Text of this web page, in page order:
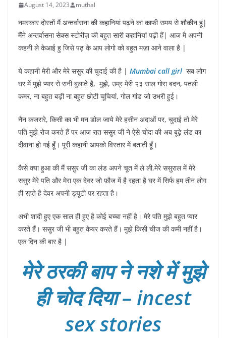
August 14, 2023 muthal
नमस्कार दोस्तों मैं अन्तर्वासना की कहानियां पढ़ने का काफी समय से शौकीन हूं|
मैंने अन्तर्वासना सेक्स स्टोरीज़ की बहुत सारी कहानियां पढ़ी हैं| आज मै अपनी
कहनी ले केआई हु जिसे पढ़ के आप लोगो को बहुत मज़ा आने वाला है |
ये कहानी मेरी और मेरे ससुर की चुदाई की है | Mumbai call girl सब लोग
घर में मुझे प्यार से रानी बुलाते है, मुझे, उम्र मेरी २३ साल गोरा बदन, पतली
कमर, ना बहुत बड़ी ना बहुत छोटी चूचियां, गोल गांड जो उभरी हुई।
नैन कजरारे, किसी का भी मन डोल जाये मेरे हसीन अदाओं पर, चुदाई तो मेरे
पति मुझे रोज करते हैं पर आज रात ससुर जी ने ऐसे चोदा की अब बूढ़े लंड का
दीवाना हो गई हूँ। पूरी कहानी आपको विस्तार में बताती हूँ।
कैसे क्या हुआ की मैं ससुर जी का लंड अपने चूत में ले ली,मेरे ससुराल में मेरे
ससुर मेरे पति और मेरा एक देवर जो फ़ौज में है रहता है घर में सिर्फ हम तीन लोग
ही रहते है देवर अपनी ड्यूटी पर रहता है।
अभी शादी हुए एक साल ही हुए है कोई बच्चा नहीं है। मेरे पति मुझे बहुत प्यार
करते हैं। ससुर जी भी बहुत केयर करते हैं। मुझे किसी चीज की कमी नहीं है।
एक दिन की बार है |
मेरे ठरकी बाप ने नशे में मुझे
ही चोद दिया – incest
sex stories